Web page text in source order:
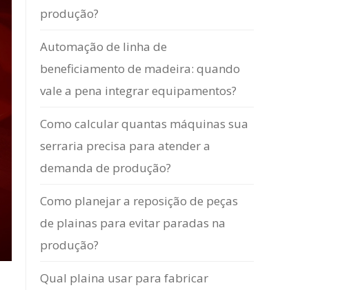
produção?
Automação de linha de
beneficiamento de madeira: quando
vale a pena integrar equipamentos?
Como calcular quantas máquinas sua
serraria precisa para atender a
demanda de produção?
Como planejar a reposição de peças
de plainas para evitar paradas na
produção?
Qual plaina usar para fabricar